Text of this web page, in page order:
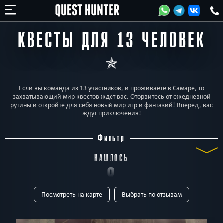
КВЕСТЫ ДЛЯ 13 ЧЕЛОВЕК
Если вы команда из 13 участников, и проживаете в Самаре, то
захватывающий мир квестов ждет вас. Оторвитесь от ежедневной
рутины и откройте для себя новый мир игр и фантазий! Вперед, вас
ждут приключения!
Фильтр
НАШЛОСЬ
8
КВЕСТОВ
Посмотреть на карте Выбрать по отзывам